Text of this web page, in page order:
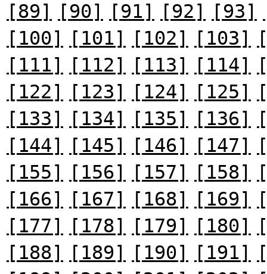
[89]
[90] [91] [92] [93]
[100]
[101] [102] [103]
[111]
[112] [113] [114]
[122]
[123] [124] [125]
[133]
[134] [135] [136]
[144]
[145] [146] [147]
[155]
[156] [157] [158]
[166]
[167] [168] [169]
[177]
[178] [179] [180]
[188]
[189] [190] [191]